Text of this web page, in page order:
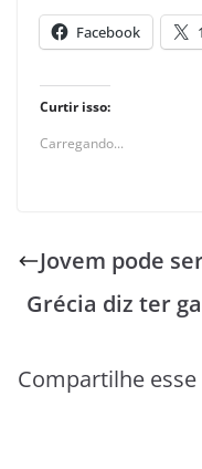
Facebook
Curtir isso:
Carregando...
Jovem pode
Grécia diz ter
Compartilhe